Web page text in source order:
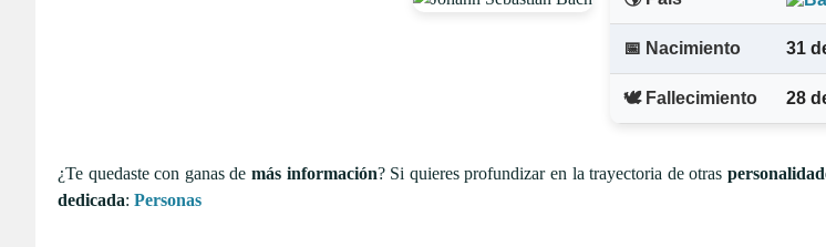
📅 Nacimiento 31
🕊️ Fallecimiento 28
¿Te quedaste con ganas de más información? Si quieres profundizar en la trayectoria de otras
dedicada: Personas